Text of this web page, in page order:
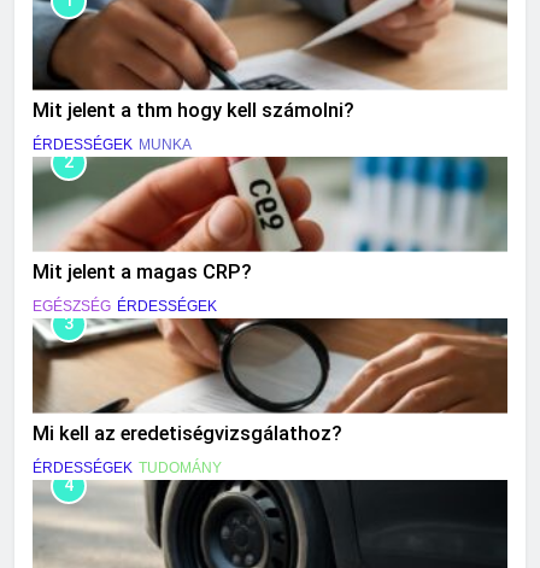
Mit jelent a thm hogy kell számolni?
ÉRDESSÉGEK MUNKA
2
Mit jelent a magas CRP?
EGÉSZSÉG ÉRDESSÉGEK
3
Mi kell az eredetiségvizsgálathoz?
ÉRDESSÉGEK TUDOMÁNY
4